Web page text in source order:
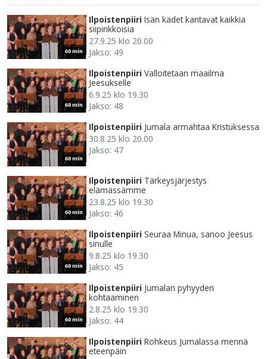
60 min
Ilpoistenpiiri Isän kädet kantavat kaikkia
siipirikkoisia
27.9.25 klo 20.00
Jakso: 49
60 min
Ilpoistenpiiri Valloitetaan maailma
Jeesukselle
6.9.25 klo 19.30
Jakso: 48
60 min
Ilpoistenpiiri Jumala armahtaa Kristuksessa
30.8.25 klo 20.00
Jakso: 47
60 min
Ilpoistenpiiri Tärkeysjärjestys
elämässämme
23.8.25 klo 19.30
Jakso: 46
60 min
Ilpoistenpiiri Seuraa Minua, sanoo Jeesus
sinulle
9.8.25 klo 19.30
Jakso: 45
60 min
Ilpoistenpiiri Jumalan pyhyyden
kohtaaminen
2.8.25 klo 19.30
Jakso: 44
Ilpoistenpiiri Rohkeus Jumalassa mennä
eteenpäin